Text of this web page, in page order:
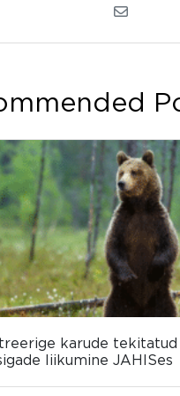
karude tekitatud
liikumine JAHISes